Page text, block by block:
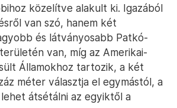
közelítve alakult ki. Igazából
van szó, hanem két
és látványosabb Patkó-
van, míg az Amerikai-
Államokhoz tartozik, a két
méter választja el egymástól, a
átsétálni az egyiktől a